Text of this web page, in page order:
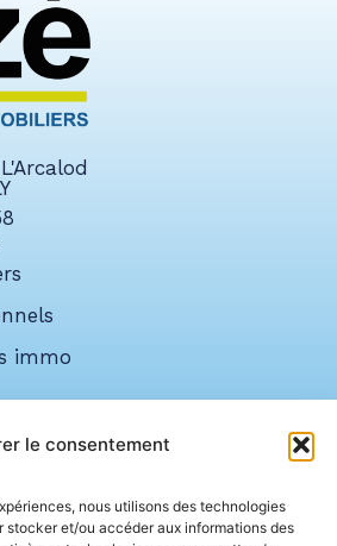
le consentement
nous utilisons des technologies
stocker et/ou accéder aux informations des
immo